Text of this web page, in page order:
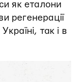
як еталони
регенерації
так і в